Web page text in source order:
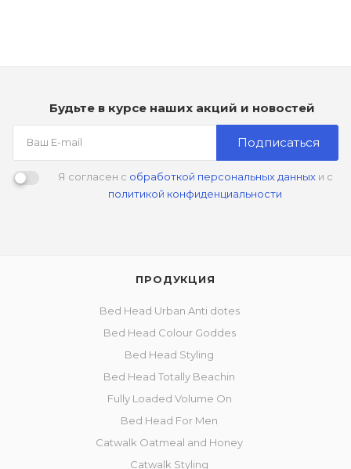
Будьте в курсе наших акций и новостей
Подписаться
Я согласен с обработкой персональных данныхи с
политикой конфиденциальности
ПРОДУКЦИЯ
Bed Head Urban Anti dotes
Bed Head Colour Goddes
Bed Head Styling
Bed Head Totally Beachin
Fully Loaded Volume On
Bed Head For Men
Catwalk Oatmeal and Honey
Catwalk Styling